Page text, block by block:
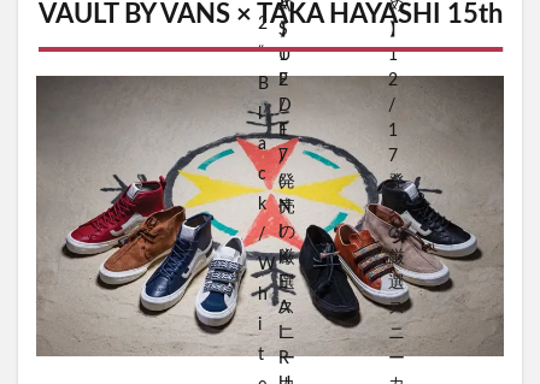
VAULT BY VANS × TAKA HAYASHI 15th